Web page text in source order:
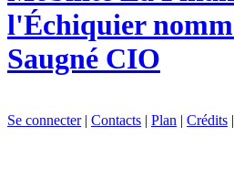
l'Échiquier
Saugné CIO
Se connecter| Contacts | Plan | Crédits |